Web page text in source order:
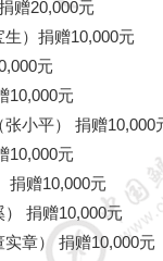
赠20,000元
）捐赠10,000元
元
10,000元
（张小平） 捐赠
10,000元
） 捐赠10,000元
溪） 捐赠10,000元
实章） 捐赠10,000